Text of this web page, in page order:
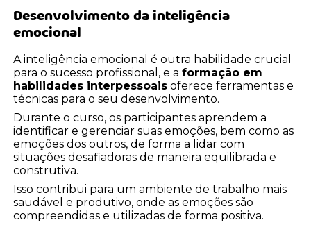
Desenvolvimento da inteligência
emocional
A inteligência emocional é outra habilidade crucial
para o sucesso profissional, e aformação em
habilidades interpessoais oferece ferramentas e
técnicas para o seu desenvolvimento.
Durante o curso, os participantes aprendem a
identificar e gerenciar suas emoções, bem como as
emoções dos outros, de forma a lidar com
situações desafiadoras de maneira equilibrada e
construtiva.
Isso contribui para um ambiente de trabalho mais
saudável e produtivo, onde as emoções são
compreendidas e utilizadas de forma positiva.